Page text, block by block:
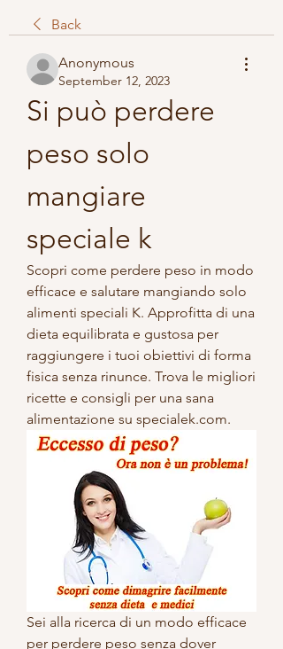
Back
Anonymous
September 12, 2023
Si può perdere
peso solo
mangiare
speciale k
Scopri come perdere peso in modo
efficace e salutare mangiando solo
alimenti speciali K. Approfitta di una
dieta equilibrata e gustosa per
raggiungere i tuoi obiettivi di forma
fisica senza rinunce. Trova le migliori
ricette e consigli per una sana
alimentazione su specialek.com.
Sei alla ricerca di un modo efficace
per perdere peso senza dover